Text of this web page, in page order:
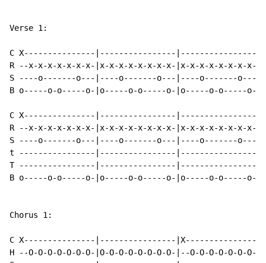
Verse 1:
C X---------------|----------------|----------------
R --x-x-x-x-x-x-x-|x-x-x-x-x-x-x-x-|x-x-x-x-x-x-x-x-
S ----o-------o---|----o-------o---|----o-------o---
B o-----o-o-----o-|o-----o-o-----o-|o-----o-o-----o-
C X---------------|----------------|----------------
R --x-x-x-x-x-x-x-|x-x-x-x-x-x-x-x-|x-x-x-x-x-x-x-
S ----o-------o---|----o-------o---|----o-------o---
t ----------------|----------------|----------------
T ----------------|----------------|----------------
B o-----o-o-----o-|o-----o-o-----o-|o-----o-o-----
Chorus 1:
C X---------------|----------------|X---------------
H --O-O-O-O-O-O-O-|O-O-O-O-O-O-O-O-|--O-O-O-O-O-O-O-